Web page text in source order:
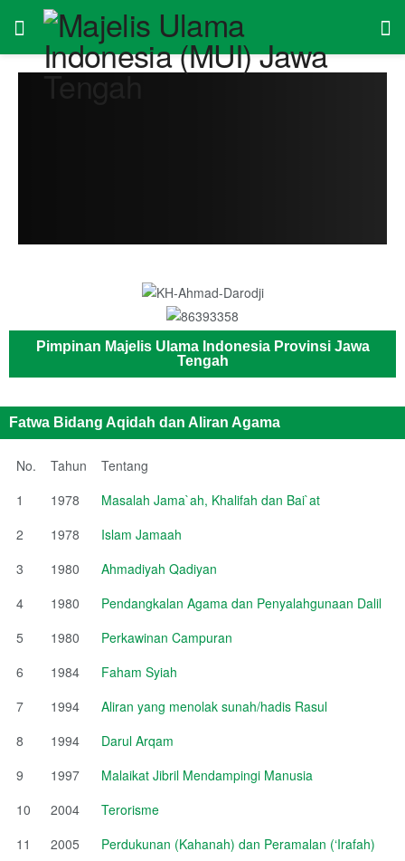
Pimpinan Majelis Ulama Indonesia Provinsi Jawa
Tengah
Fatwa Bidang Aqidah dan Aliran Agama
No. Tahun
Tentang
1
1978
Masalah Jama`ah, Khalifah dan Bai`at
2
1978
Islam Jamaah
3
1980
Ahmadiyah Qadiyan
4
1980
Pendangkalan Agama dan Penyalahgunaan Dalil
5
1980
Perkawinan Campuran
6
1984
Faham Syiah
7
1994
Aliran yang menolak sunah/hadis Rasul
8
1994
Darul Arqam
9
1997
Malaikat Jibril Mendampingi Manusia
10
2004
Terorisme
11
2005
Perdukunan (Kahanah) dan Peramalan (‘Irafah)